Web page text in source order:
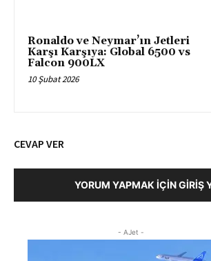
Ronaldo ve Neymar’ın Jetleri
Karşı Karşıya: Global 6500 vs
Falcon 900LX
10 Şubat 2026
CEVAP VER
YORUM YAPMAK İÇIN GIRIŞ
- AJet -